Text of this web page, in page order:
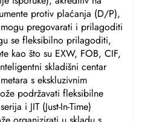
protiv plaćanja (D/P),
pregovarati i prilagoditi
se fleksibilno prilagoditi,
kao što su EXW, FOB, CIF,
skladišni centar
s ekskluzivnim
podržavati fleksibilne
i JIT (Just-In-Time)